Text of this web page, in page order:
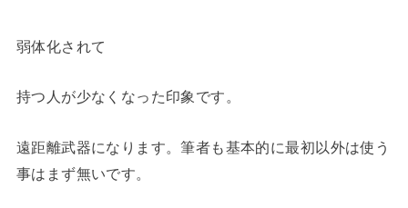
弱体化されて
持つ人が少なくなった印象です。
遠距離武器になります。筆者も基本的に最初以外は使う
事はまず無いです。